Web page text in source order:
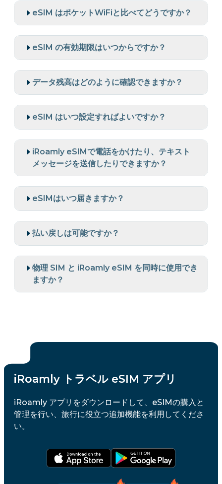
eSIM はポケットWiFiと比べてどうですか？
eSIM の有効期限はいつからですか？
データ残高はどのように確認できますか？
eSIM はいつ設定すればよいですか？
iRoamly eSIMで電話をかけたり、テキスト
メッセージを送信したりできますか？
eSIMはいつ届きますか？
払い戻しは可能ですか？
物理 SIM と iRoamly eSIM を同時に使用でき
ますか？
iRoamly トラベル eSIM アプリ
iRoamly アプリをダウンロードして、eSIMの購入と
管理を行い、旅行に役立つ追加機能を利用してくださ
い。